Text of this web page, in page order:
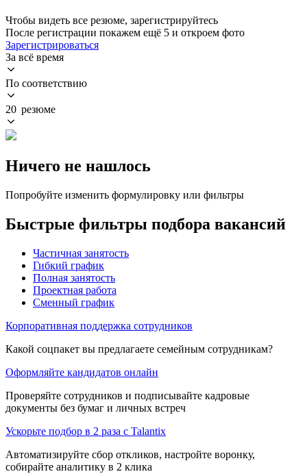
Чтобы видеть все резюме, зарегистрируйтесь
После регистрации покажем ещё 5 и откроем фото
Зарегистрироваться
За всё время
По соответствию
20 резюме
Ничего не нашлось
Попробуйте изменить формулировку или фильтры
Быстрые фильтры подбора вакансий
Частичная занятость
Гибкий график
Полная занятость
Проектная работа
Сменный график
Корпоративная поддержка сотрудников
Какой соцпакет вы предлагаете семейным сотрудникам?
Оформляйте кандидатов онлайн
Проверяйте сотрудников и подписывайте кадровые
документы без бумаг и личных встреч
Ускорьте подбор в 2 раза с Talantix
Автоматизируйте сбор откликов, настройте воронку,
собирайте аналитику в 2 клика